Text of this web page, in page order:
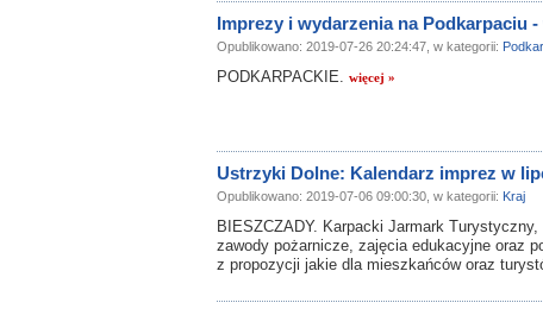
Imprezy i wydarzenia na Podkarpaciu -
Opublikowano: 2019-07-26 20:24:47, w kategorii:
PODKARPACKIE. więcej »
Ustrzyki Dolne: Kalendarz imprez w
Opublikowano: 2019-07-06 09:00:30, w kategorii: Kraj
BIESZCZADY. Karpacki Jarmark
zawody pożarnicze, zajęcia edukacyjne oraz
z propozycji jakie dla mieszkańców oraz